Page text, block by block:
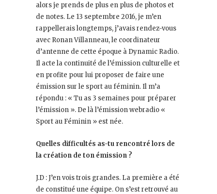
alors je prends de plus en plus de photos et
de notes. Le 13 septembre 2016, je m’en
rappellerais longtemps, j’avais rendez-vous
avec Ronan Villanneau, le coordinateur
d’antenne de cette époque à Dynamic Radio.
Il acte la continuité de l’émission culturelle et
en profite pour lui proposer de faire une
émission sur le sport au féminin. Il m’a
répondu : « Tu as 3 semaines pour préparer
l’émission ». De là l’émission webradio «
Sport au Féminin » est née.
Quelles difficultés as-tu rencontré lors de
la création de ton émission ?
J.D : J’en vois trois grandes. La première a été
de constitué une équipe. On s’est retrouvé au